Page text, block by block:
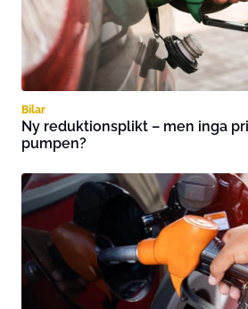
Bilar
Ny reduktionsplikt – men inga
pumpen?